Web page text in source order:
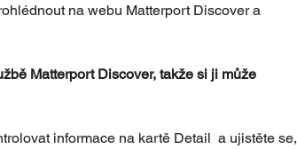
na webu Matterport Discover a
Matterport Discover, takže si ji může
informace na kartě Detail  a ujistěte se,